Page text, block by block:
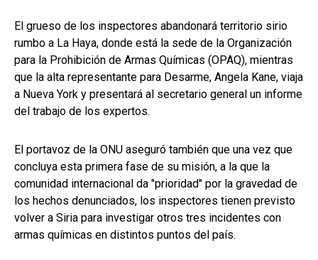
El grueso de los inspectores abandonará territorio sirio
rumbo a La Haya, donde está la sede de la Organización
para la Prohibición de Armas Químicas (OPAQ), mientras
que la alta representante para Desarme, Angela Kane, viaja
a Nueva York y presentará al secretario general un informe
del trabajo de los expertos.
El portavoz de la ONU aseguró también que una vez que
concluya esta primera fase de su misión, a la que la
comunidad internacional da "prioridad" por la gravedad de
los hechos denunciados, los inspectores tienen previsto
volver a Siria para investigar otros tres incidentes con
armas químicas en distintos puntos del país.